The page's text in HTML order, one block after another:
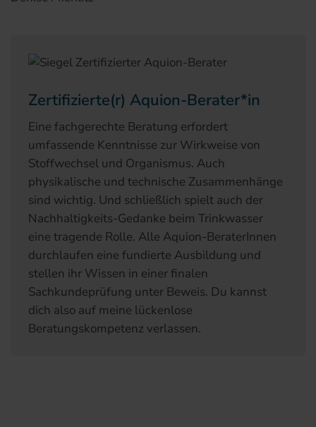
Zertifizierte(r) Aquion-Berater*in
Eine fachgerechte Beratung erfordert
umfassende Kenntnisse zur Wirkweise von
Stoffwechsel und Organismus. Auch
physikalische und technische Zusammenhänge
sind wichtig. Und schließlich spielt auch der
Nachhaltigkeits-Gedanke beim Trinkwasser
eine tragende Rolle. Alle Aquion-BeraterInnen
durchlaufen eine fundierte Ausbildung und
stellen ihr Wissen in einer finalen
Sachkundeprüfung unter Beweis. Du kannst
dich also auf meine lückenlose
Beratungskompetenz verlassen.